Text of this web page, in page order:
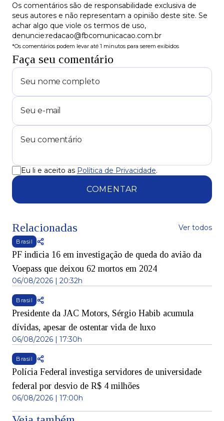
Os comentários são de responsabilidade exclusiva de
seus autores e não representam a opinião deste site. Se
achar algo que viole os termos de uso,
denuncie:redacao@fbcomunicacao.com.br
*Os comentários podem levar até 1 minutos para serem exibidos
Faça seu comentário
Eu li e aceito as Política de Privacidade.
COMENTAR
Relacionadas Ver todos
Brasil
PF indicia 16 em investigação de queda do avião da
Voepass que deixou 62 mortos em 2024
06/08/2026 | 20:32h
Brasil
Presidente da JAC Motors, Sérgio Habib acumula
dívidas, apesar de ostentar vida de luxo
06/08/2026 | 17:30h
Brasil
Polícia Federal investiga servidores de universidade
federal por desvio de R$ 4 milhões
06/08/2026 | 17:00h